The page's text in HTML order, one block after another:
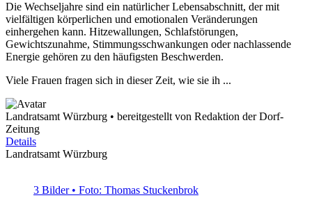
Die Wechseljahre sind ein natürlicher Lebensabschnitt, der mit
vielfältigen körperlichen und emotionalen Veränderungen
einhergehen kann. Hitzewallungen, Schlafstörungen,
Gewichtszunahme, Stimmungsschwankungen oder nachlassende
Energie gehören zu den häufigsten Beschwerden.
Viele Frauen fragen sich in dieser Zeit, wie sie ih ...
Landratsamt Würzburg • bereitgestellt von Redaktion der Dorf-
Zeitung
Details
Landratsamt Würzburg
3 Bilder • Foto: Thomas Stuckenbrok